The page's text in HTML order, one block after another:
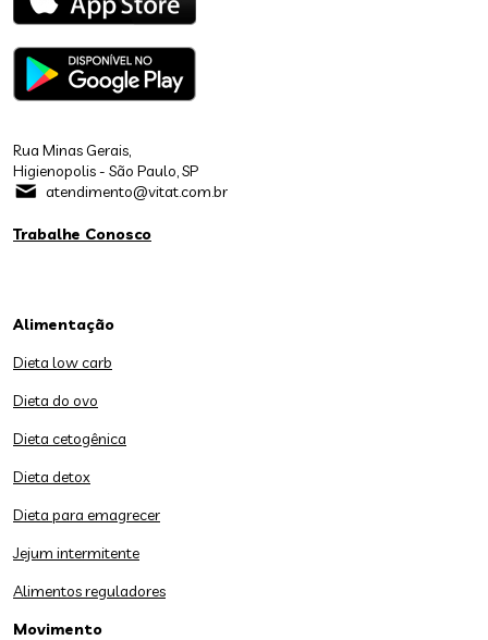
Rua Minas Gerais,
Higienopolis - São Paulo, SP
atendimento@vitat.com.br
Trabalhe Conosco
Alimentação
Dieta low carb
Dieta do ovo
Dieta cetogênica
Dieta detox
Dieta para emagrecer
Jejum intermitente
Alimentos reguladores
Movimento